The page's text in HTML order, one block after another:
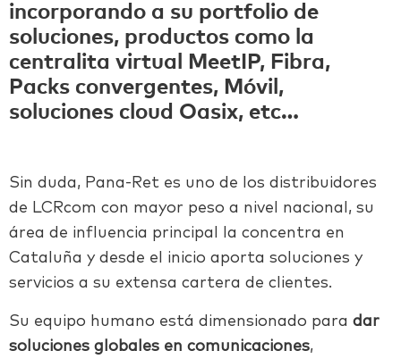
incorporando a su portfolio de
soluciones, productos como la
centralita virtual MeetIP, Fibra,
Packs convergentes, Móvil,
soluciones cloud Oasix, etc…
Sin duda, Pana-Ret es uno de los distribuidores
de LCRcom con mayor peso a nivel nacional, su
área de influencia principal la concentra en
Cataluña y desde el inicio aporta soluciones y
servicios a su extensa cartera de clientes.
Su equipo humano está dimensionado para dar
soluciones globales en comunicaciones,